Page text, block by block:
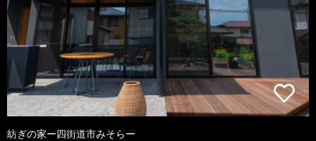
紡ぎの家ー四街道市みそらー